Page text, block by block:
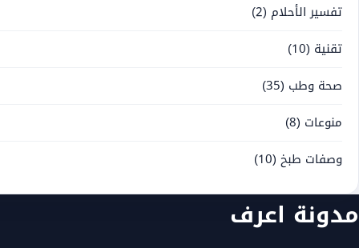
تفسير الأحلام (2)
تقنية (10)
صحة وطب (35)
منوعات (8)
وصفات طبخ (10)
مدونة اعرف